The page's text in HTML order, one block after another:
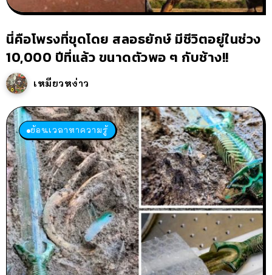
นี่คือโพรงที่ขุดโดย สลอธยักษ์ มีชีวิตอยู่ในช่วง
10,000 ปีที่แล้ว ขนาดตัวพอ ๆ กับช้าง!!
เหมียวหง่าว
ย้อนเวลาหาความรู้